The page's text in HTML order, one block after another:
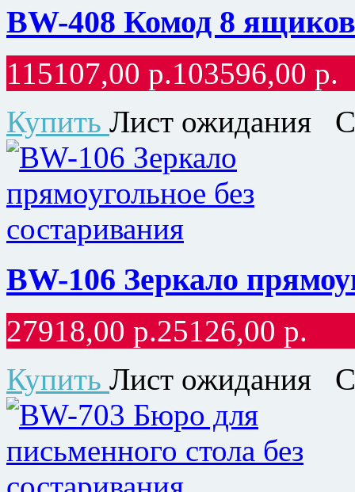
BW-408 Комод 8
115107,00 р.103596,00 р.
Купить Лист ожидания
BW-106 Зеркало
27918,00 р.25126,00 р.
Купить Лист ожидания